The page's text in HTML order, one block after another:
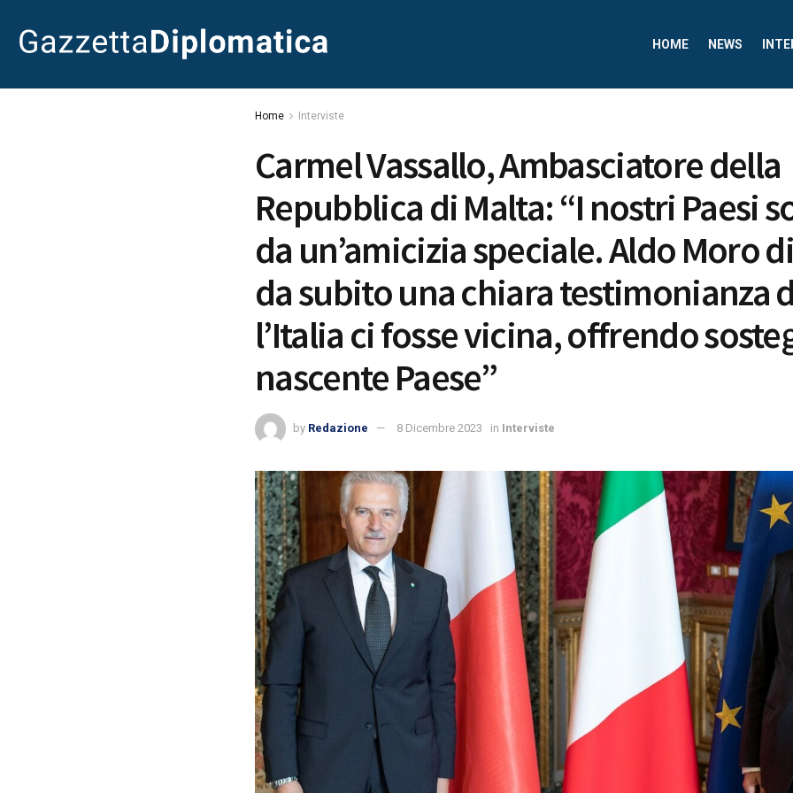
HOME NEWS
Home Interviste
Carmel Vassallo, Ambasciatore della
Repubblica di Malta: “I nostri Paesi
da un’amicizia speciale. Aldo Moro
da subito una chiara testimonianza
l’Italia ci fosse vicina, offrendo
nascente Paese”
by Redazione 8 Dicembre 2023 in Interviste